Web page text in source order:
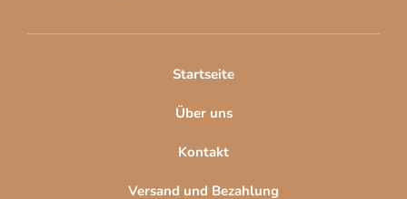
Startseite
Über uns
Kontakt
Versand und Bezahlung